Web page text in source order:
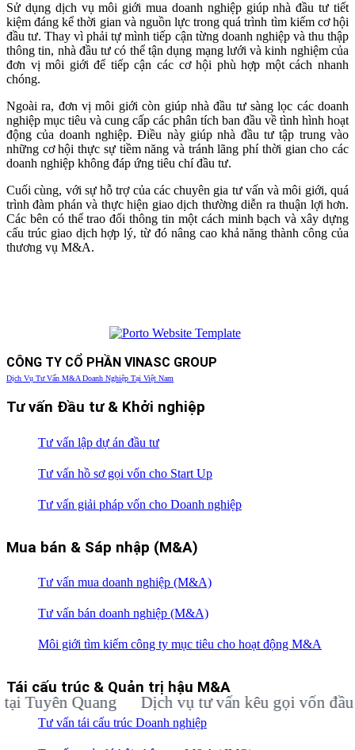
Sử dụng dịch vụ môi giới mua doanh nghiệp giúp nhà đầu tư tiết
kiệm đáng kể thời gian và nguồn lực trong quá trình tìm kiếm cơ hội
đầu tư. Thay vì phải tự mình tiếp cận từng doanh nghiệp và thu thập
thông tin, nhà đầu tư có thể tận dụng mạng lưới và kinh nghiệm của
đơn vị môi giới để tiếp cận các cơ hội phù hợp một cách nhanh
chóng.
Ngoài ra, đơn vị môi giới còn giúp nhà đầu tư sàng lọc các doanh
nghiệp mục tiêu và cung cấp các phân tích ban đầu về tình hình hoạt
động của doanh nghiệp. Điều này giúp nhà đầu tư tập trung vào
những cơ hội thực sự tiềm năng và tránh lãng phí thời gian cho các
doanh nghiệp không đáp ứng tiêu chí đầu tư.
Cuối cùng, với sự hỗ trợ của các chuyên gia tư vấn và môi giới, quá
trình đàm phán và thực hiện giao dịch thường diễn ra thuận lợi hơn.
Các bên có thể trao đổi thông tin một cách minh bạch và xây dựng
cấu trúc giao dịch hợp lý, từ đó nâng cao khả năng thành công của
thương vụ M&A.
CÔNG TY CỔ PHẦN VINASC GROUP
Dịch Vụ Tư Vấn M&A Doanh Nghiệp Tại Việt Nam
Tư vấn Đầu tư & Khởi nghiệp
Tư vấn lập dự án đầu tư
Tư vấn hồ sơ gọi vốn cho Start Up
Tư vấn giải pháp vốn cho Doanh nghiệp
Mua bán & Sáp nhập (M&A)
Tư vấn mua doanh nghiệp (M&A)
Tư vấn bán doanh nghiệp (M&A)
Môi giới tìm kiếm công ty mục tiêu cho hoạt động M&A
Tái cấu trúc & Quản trị hậu M&A
Tư vấn tái cấu trúc Doanh nghiệp
Quang Dịch vụ tư vấn kêu gọi vốn đầu tư